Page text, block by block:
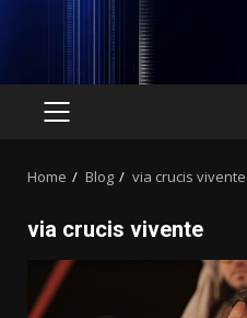
PRIMARY
Home Blog via crucis vivente
via crucis vivente